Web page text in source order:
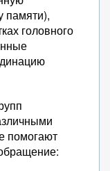
памяти),
головного
помогают